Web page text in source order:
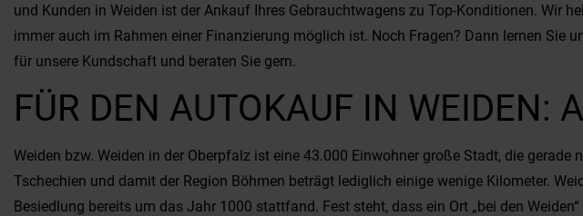
und Kunden in Weiden ist der Ankauf Ihres Gebrauchtwagens zu Top-Konditionen. Wir
immer auch im Rahmen einer Finanzierung möglich ist. Noch Fragen? Dann lernen Sie
für unsere Kundschaft und beraten Sie gern.
FÜR DEN AUTOKAUF IN WEIDEN:
Weiden bzw. Weiden in der Oberpfalz ist eine 43.000 Einwohner große Stadt, die
Tschechien und damit der Region Böhmen beträgt lediglich einige wenige Kilometer.
Besiedlung bereits um das Jahr 1000 stattfand. Fest steht, dass ein Ort „bei den